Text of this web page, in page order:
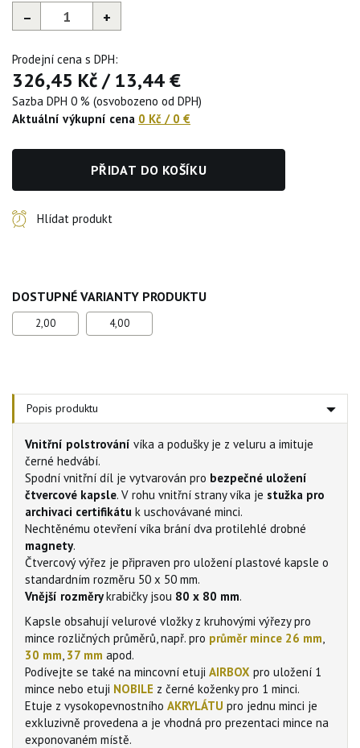
– +
Prodejní cena s DPH:
326,45 Kč/13,44 €
Sazba DPH 0 % (osvobozeno od DPH)
Aktuální výkupní cena 0 Kč / 0 €
PŘIDAT DO KOŠÍKU
Hlídat produkt
DOSTUPNÉ VARIANTY PRODUKTU
2,00 4,00
Popis produktu
Vnitřní polstrování víka a podušky je z veluru a imituje
černé hedvábí.
Spodní vnitřní díl je vytvarován pro bezpečné uložení
čtvercové kapsle. V rohu vnitřní strany víka je stužka pro
archivaci certifikátu k uschovávané minci.
Nechtěnému otevření víka brání dva protilehlé drobné
magnety.
Čtvercový výřez je připraven pro uložení plastové kapsle o
standardním rozměru 50 x 50 mm.
Vnější rozměrykrabičky jsou 80 x 80 mm.
Kapsle obsahují velurové vložky z kruhovými výřezy pro
mince rozličných průměrů, např. pro průměr mince 26 mm,
30 mm, 37 mm apod.
Podívejte se také na mincovní etuji AIRBOX pro uložení 1
mince nebo etuji NOBILE z černé koženky pro 1 minci.
Etuje z vysokopevnostního AKRYLÁTU pro jednu minci je
exkluzivně provedena a je vhodná pro prezentaci mince na
exponovaném místě.